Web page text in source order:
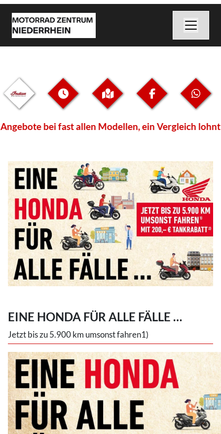
bei fast allen Modellen, ein Vergleich lohnt
EINE HONDA FÜR ALLE FÄLLE …
Jetzt bis zu 5.900 km umsonst fahren1)